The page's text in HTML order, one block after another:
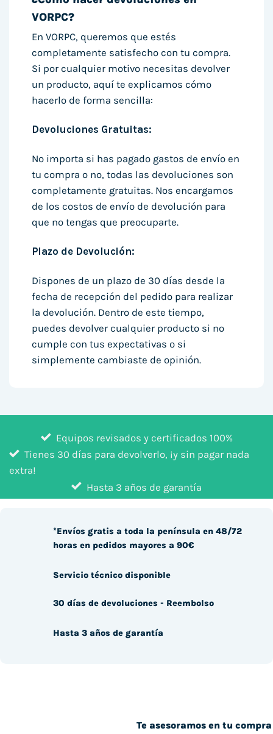
VORPC?
En VORPC, queremos que estés
completamente satisfecho con tu compra.
Si por cualquier motivo necesitas devolver
un producto, aquí te explicamos cómo
hacerlo de forma sencilla:
Devoluciones Gratuitas:
No importa si has pagado gastos de envío en
tu compra o no, todas las devoluciones son
completamente gratuitas. Nos encargamos
de los costos de envío de devolución para
que no tengas que preocuparte.
Plazo de Devolución:
Dispones de un plazo de 30 días desde la
fecha de recepción del pedido para realizar
la devolución. Dentro de este tiempo,
puedes devolver cualquier producto si no
cumple con tus expectativas o si
simplemente cambiaste de opinión.
Equipos revisados y certificados 100%
Tienes 30 días para devolverlo, ¡y sin pagar nada
extra!
Hasta 3 años de garantía
Te asesoramos en tu compra
*Envíos gratis a toda la península en 48/72
horas en pedidos mayores a 90€
Servicio técnico disponible
30 días de devoluciones - Reembolso
Hasta 3 años de garantía